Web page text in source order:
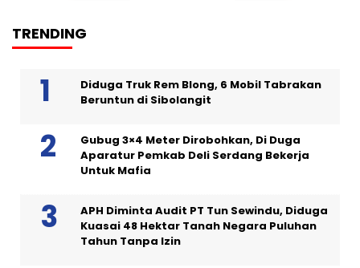
TRENDING
Diduga Truk Rem Blong, 6 Mobil Tabrakan
Beruntun di Sibolangit
Gubug 3×4 Meter Dirobohkan, Di Duga
Aparatur Pemkab Deli Serdang Bekerja
Untuk Mafia
APH Diminta Audit PT Tun Sewindu, Diduga
Kuasai 48 Hektar Tanah Negara Puluhan
Tahun Tanpa Izin